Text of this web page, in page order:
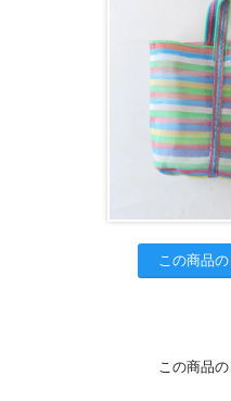
この商品
この商品